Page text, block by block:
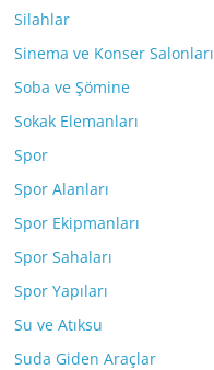
Silahlar
Sinema ve Konser Salonları
Soba ve Şömine
Sokak Elemanları
Spor
Spor Alanları
Spor Ekipmanları
Spor Sahaları
Spor Yapıları
Su ve Atıksu
Suda Giden Araçlar